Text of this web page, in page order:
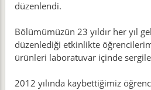
düzenlendi.
Bölümümüzün 23 yıldır her yıl
düzenlediği etkinlikte
ürünleri laboratuvar içinde
2012 yılında kaybettiğimiz